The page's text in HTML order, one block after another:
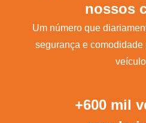
nossos
Um número que
segurança e
+600 mil